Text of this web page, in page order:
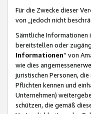
Für die Zwecke dieser
von „jedoch nicht
Sämtliche Informationen
bereitstellen oder
Informationen“ von
wie dies
juristischen Personen,
Pflichten kennen und
Unternehmen)
schützen, die gemäß